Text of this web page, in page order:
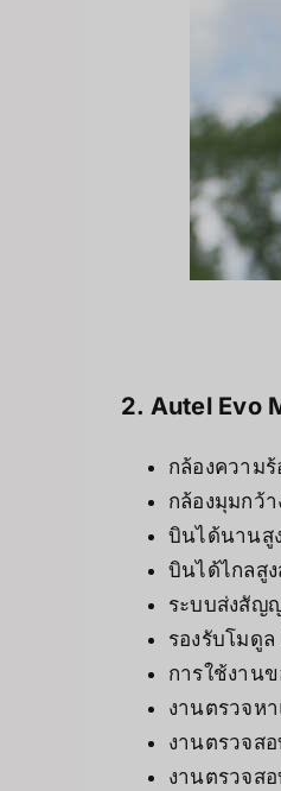
2. Autel Evo
กล้องความ
กล้องมุมกว้
บินได้นานสู
บินได้ไกลสู
ระบบส่งสัญ
รองรับโมดูล
การใช้งาน
งานตรวจห
งานตรวจสอ
งานตรวจส